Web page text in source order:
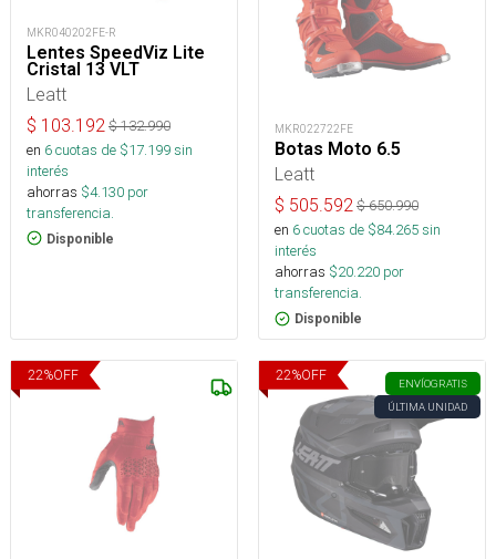
MKR040202FE-R
Lentes SpeedViz Lite
Cristal 13 VLT
Leatt
$ 103.192 $132.990
en 6cuotas de $17.199sin
interés
ahorras $4.130 por
transferencia.
Disponible
MKR022722FE
Botas Moto 6.5
Leatt
$ 505.592 $650.990
en 6cuotas de $84.265sin
interés
ahorras $20.220 por
transferencia.
Disponible
22%OFF 22%OFF
ENVÍOGRATIS
ÚLTIMA UNIDAD